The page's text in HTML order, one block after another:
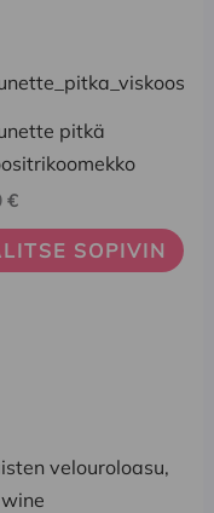
pitkä
€
SOPIVIN